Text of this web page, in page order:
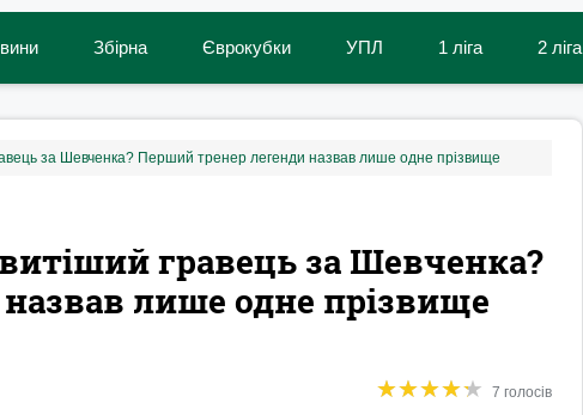
Збірна Єврокубки УПЛ 1 ліга 2 ліга
за Шевченка? Перший тренер легенди назвав лише одне прізвище
гравець за Шевченка?
лише одне прізвище
★★★★★
★★★★★ 7 голосів